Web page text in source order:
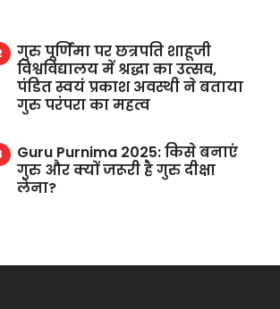
गुरु पूर्णिमा पर छत्रपति शाहूजी
विश्वविद्यालय में श्रद्धा का उत्सव,
पंडित स्वयं प्रकाश अवस्थी ने बताया
गुरु परंपरा का महत्व
Guru Purnima 2025: किसे बनाएं
गुरु और क्यों जरूरी है गुरु दीक्षा
लेना?